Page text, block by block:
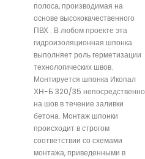
полоса, производимая на
основе высококачественного
ПВХ . В любом проекте эта
гидроизоляционная шпонка
выполняет роль герметизации
технологических швов.
Монтируется шпонка Икопал
ХН-Б 320/35 непосредственно
на шов в течение заливки
бетона. Монтаж шпонки
происходит в строгом
соответствии со схемами
монтажа, приведенными в